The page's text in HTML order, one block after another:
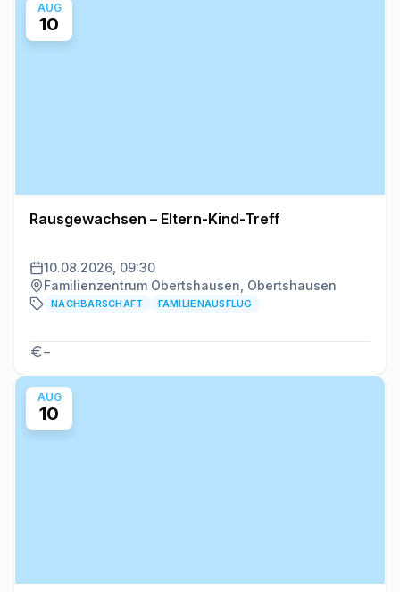
AUG
10
Rausgewachsen – Eltern-Kind-Treff
10.08.2026, 09:30
Familienzentrum Obertshausen, Obertshausen
NACHBARSCHAFT FAMILIENAUSFLUG
–
AUG
10